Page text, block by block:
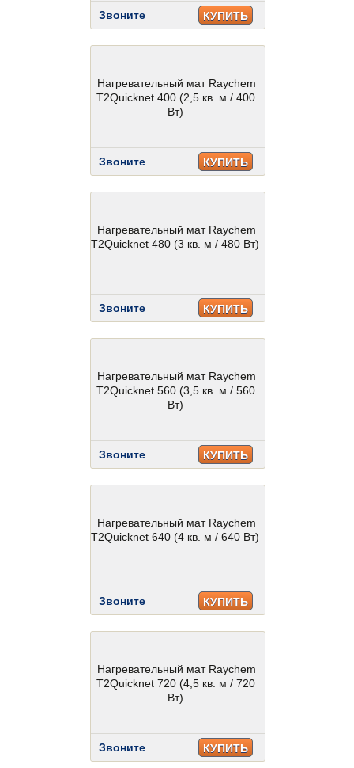
Звоните КУПИТЬ
Нагревательный мат Raychem
T2Quicknet 400 (2,5 кв. м / 400
Вт)
Звоните КУПИТЬ
Нагревательный мат Raychem
T2Quicknet 480 (3 кв. м / 480 Вт)
Звоните КУПИТЬ
Нагревательный мат Raychem
T2Quicknet 560 (3,5 кв. м / 560
Вт)
Звоните КУПИТЬ
Нагревательный мат Raychem
T2Quicknet 640 (4 кв. м / 640 Вт)
Звоните КУПИТЬ
Нагревательный мат Raychem
T2Quicknet 720 (4,5 кв. м / 720
Вт)
Звоните КУПИТЬ